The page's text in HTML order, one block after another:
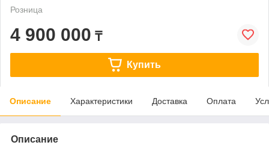
Розница
4 900 000 ₸
Купить
Описание Характеристики Доставка Оплата
Описание